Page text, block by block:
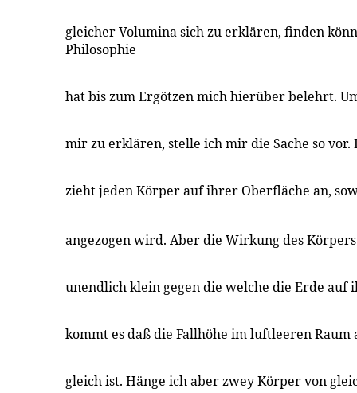
gleicher Volumina sich zu erklären, finden
Philosophie
hat bis zum Ergötzen mich hierüber belehrt.
mir zu erklären, stelle ich mir die Sache so vor.
zieht jeden Körper auf ihrer Oberfläche an,
angezogen wird. Aber die Wirkung des
unendlich klein gegen die welche die Erde auf
kommt es daß die Fallhöhe im luftleeren
gleich ist. Hänge ich aber zwey Körper von